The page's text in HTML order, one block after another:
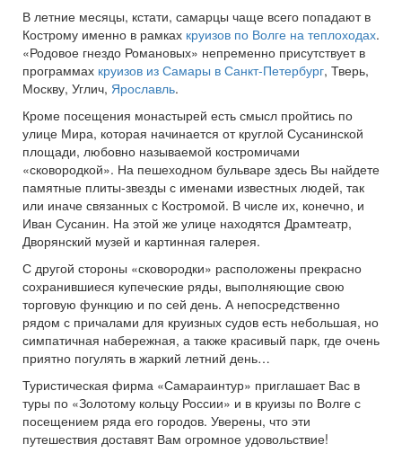
В летние месяцы, кстати, самарцы чаще всего попадают в
Кострому именно в рамках круизов по Волге на теплоходах.
«Родовое гнездо Романовых» непременно присутствует в
программах круизов из Самары в Санкт-Петербург, Тверь,
Москву, Углич, Ярославль.
Кроме посещения монастырей есть смысл пройтись по
улице Мира, которая начинается от круглой Сусанинской
площади, любовно называемой костромичами
«сковородкой». На пешеходном бульваре здесь Вы найдете
памятные плиты-звезды с именами известных людей, так
или иначе связанных с Костромой. В числе их, конечно, и
Иван Сусанин. На этой же улице находятся Драмтеатр,
Дворянский музей и картинная галерея.
С другой стороны «сковородки» расположены прекрасно
сохранившиеся купеческие ряды, выполняющие свою
торговую функцию и по сей день. А непосредственно
рядом с причалами для круизных судов есть небольшая, но
симпатичная набережная, а также красивый парк, где очень
приятно погулять в жаркий летний день…
Туристическая фирма «Самараинтур» приглашает Вас в
туры по «Золотому кольцу России» и в круизы по Волге с
посещением ряда его городов. Уверены, что эти
путешествия доставят Вам огромное удовольствие!